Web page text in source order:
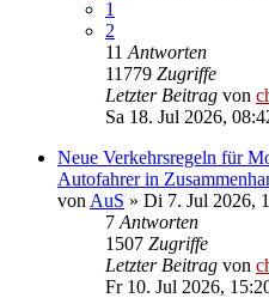
1
2
11 Antworten
11779 Zugriffe
Letzter Beitrag von
Sa 18. Jul 2026,
Neue Verkehrsregeln für
Autofahrer in
von AuS » Di 7. Jul 2026,
7 Antworten
1507 Zugriffe
Letzter Beitrag von
Fr 10. Jul 2026,